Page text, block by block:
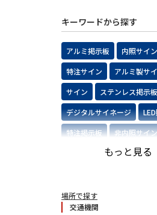
キーワードから探す
アルミ掲示板
内照サイン
特注サイン
アルミ製サ
サイン
ステンレス掲示板
デジタルサイネージ
特注掲示板
非内照サイン
施設名サイン
オーダーメ
ステンレス製サイン
もっと見る
場所で探す
交通機関